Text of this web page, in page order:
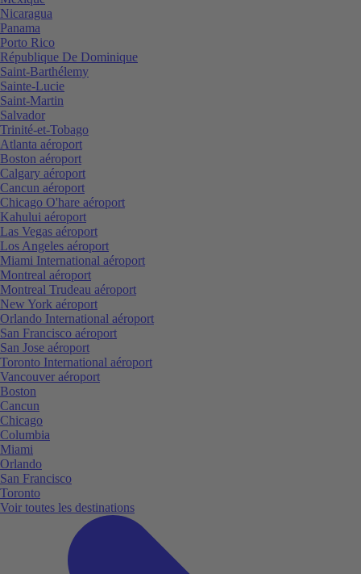
Nicaragua
Panama
Porto Rico
République De Dominique
Saint-Barthélemy
Sainte-Lucie
Saint-Martin
Salvador
Trinité-et-Tobago
Atlanta aéroport
Boston aéroport
Calgary aéroport
Cancun aéroport
Chicago O'hare aéroport
Kahului aéroport
Las Vegas aéroport
Los Angeles aéroport
Miami International aéroport
Montreal aéroport
Montreal Trudeau aéroport
New York aéroport
Orlando International aéroport
San Francisco aéroport
San Jose aéroport
Toronto International aéroport
Vancouver aéroport
Boston
Cancun
Chicago
Columbia
Miami
Orlando
San Francisco
Toronto
Voir toutes les destinations